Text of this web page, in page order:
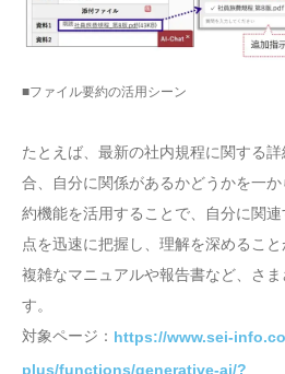
■ファイル要約の活用シーン
たとえば、最新の社内規程に関する
合、自分に関係があるかどうかを一
約機能を活用することで、自分に関
点を迅速に把握し、理解を深めること
複雑なマニュアルや報告書など、さ
す。
対象ページ： https://www.sei-
plus/functions/generative-ai/?